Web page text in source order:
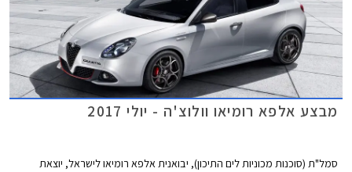
מבצע אלפא רומיאו וולוצ'ה - יולי 2017
סמל"ת (סוכנות מכוניות לים התיכון), יבואנית אלפא רומיאו לישראל, יוצאת